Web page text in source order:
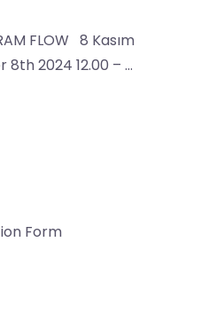
FLOW 8 Kasım
2024 12.00 – ...
Form